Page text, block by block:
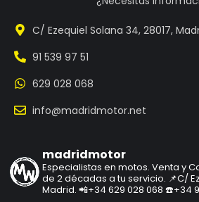
C/ Ezequiel Solana 34, 28017,
91 539 97 51
629 028 068
info@madridmotor.net
madridmotor
Especialistas en motos. Venta y
de 2 décadas a tu servicio. 📌C/
Madrid. 📲+34 629 028 068 ☎️+34